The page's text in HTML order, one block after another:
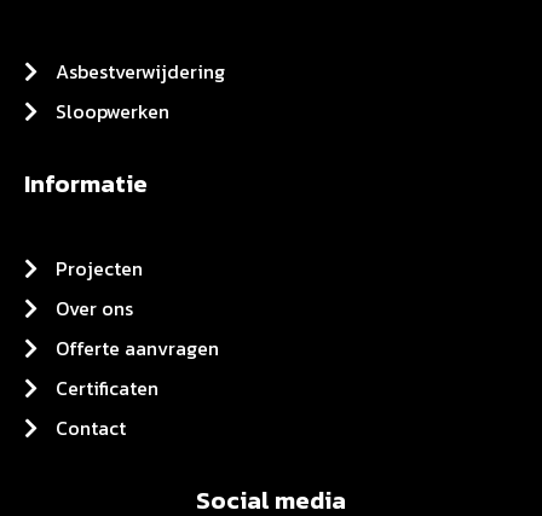
Asbestverwijdering
Sloopwerken
Informatie
Projecten
Over ons
Offerte aanvragen
Certificaten
Contact
Social media